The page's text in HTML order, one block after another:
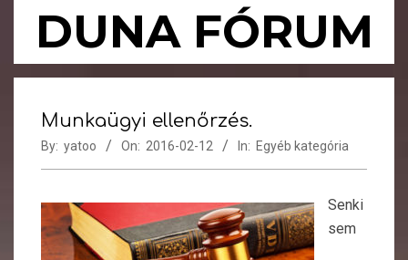
DUNA FÓRUM
Primary
MenuMunkaügyi ellenőrzés.
By: yatoo On: 2016-02-12 In: Egyéb kategória
Senki
sem